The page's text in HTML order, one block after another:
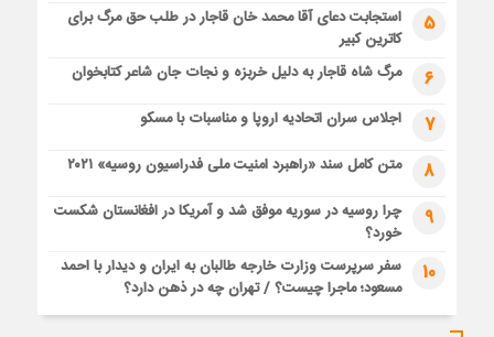
5
استجابت دعای آقا محمد خان قاجار در طلب حق مرگ برای
کاترین کبیر
6 مرگ شاه قاجار به دلیل خربزه و نجات جان شاعر کتابخوان
7 اجلاس سران اتحادیه اروپا و مناسبات با مسکو
8 متن کامل سند «راهبرد امنیت ملی فدراسیون روسیه» ۲۰۲۱
9
چرا روسیه در سوریه موفق شد و آمریکا در افغانستان شکست
خورد؟
10
سفر سرپرست وزارت خارجه طالبان به ایران و دیدار با احمد
مسعود؛ ماجرا چیست؟ / تهران چه در ذهن دارد؟